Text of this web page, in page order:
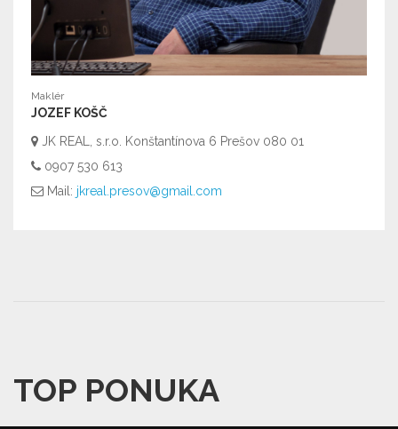
Maklér
JOZEF KOŠČ
JK REAL, s.r.o. Konštantínova 6 Prešov 080 01
0907 530 613
Mail: jkreal.presov@gmail.com
TOP PONUKA